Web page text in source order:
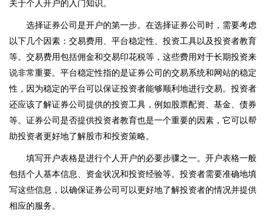
关于个人开户的入门知识。
选择证券公司是开户的第一步。在选择证券公司时，需要考虑
以下几个因素：交易费用、平台稳定性、投资工具以及投资者教育
等。交易费用包括佣金和交易印花税等，这些费用对于长期投资来
说非常重要。平台稳定性指的是证券公司的交易系统和网站的稳定
性，因为稳定的平台可以保证投资者能够顺利地进行交易。投资者
还应该了解证券公司提供的投资工具，例如股票配资、基金、债券
等。证券公司是否提供投资者教育也是一个重要的因素，它可以帮
助投资者更好地了解股市和投资策略。
填写开户表格是进行个人开户的必要步骤之一。开户表格一般
包括个人基本信息、资金状况和投资经验等。投资者需要准确地填
写这些信息，以确保证券公司可以更好地了解投资者的情况并提供
相应的服务。